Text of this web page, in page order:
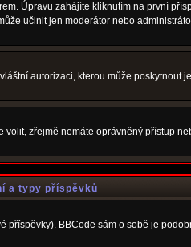
Úpravu zahájíte kliknutím na první
učinit jen moderátor nebo
autorizaci, kterou může poskytnout
zřejmě nemáte oprávněný přístup
a typy příspěvků
BBCode sám o sobě je